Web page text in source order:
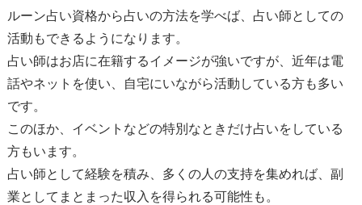
ルーン占い資格から占いの方法を学べば、占い師としての
活動もできるようになります。
占い師はお店に在籍するイメージが強いですが、近年は電
話やネットを使い、自宅にいながら活動している方も多い
です。
このほか、イベントなどの特別なときだけ占いをしている
方もいます。
占い師として経験を積み、多くの人の支持を集めれば、副
業としてまとまった収入を得られる可能性も。